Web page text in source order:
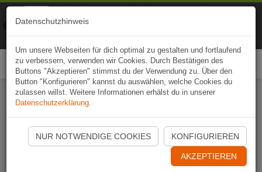
Naviki App jetzt öffnen
Datenschutzhinweis
Um unsere Webseiten für dich optimal zu gestalten und fortlaufend
zu verbessern, verwenden wir Cookies. Durch Bestätigen des
Buttons "Akzeptieren" stimmst du der Verwendung zu. Über den
Button "Konfigurieren" kannst du auswählen, welche Cookies du
zulassen willst. Weitere Informationen erhälst du in unserer
Datenschutzerklärung.
NUR NOTWENDIGE COOKIES KONFIGURIEREN
AKZEPTIEREN
Naviki